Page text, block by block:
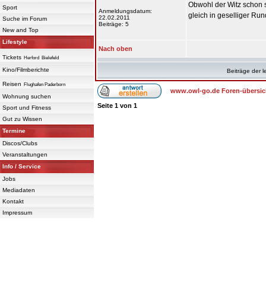
Sport
Suche im Forum
New and Top
Lifestyle
Tickets Herford Bielefeld
Kino/Filmberichte
Reisen Flughafen Paderborn
Wohnung suchen
Sport und Fitness
Gut zu Wissen
Termine
Discos/Clubs
Veranstaltungen
Info / Service
Jobs
Mediadaten
Kontakt
Impressum
Anmeldungsdatum:
22.02.2011
Beiträge: 5
Obwohl der Witz schon
gleich in geselliger
Nach oben
Beiträge der
www.owl-go.de Foren-
Seite 1 von 1